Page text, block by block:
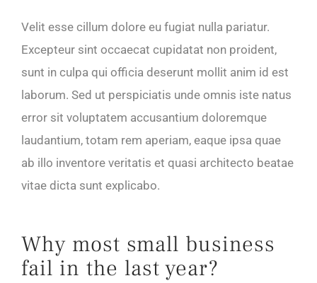
Velit esse cillum dolore eu fugiat nulla pariatur.
Excepteur sint occaecat cupidatat non proident,
sunt in culpa qui officia deserunt mollit anim id est
laborum. Sed ut perspiciatis unde omnis iste natus
error sit voluptatem accusantium doloremque
laudantium, totam rem aperiam, eaque ipsa quae
ab illo inventore veritatis et quasi architecto beatae
vitae dicta sunt explicabo.
Why most small business
fail in the last year?